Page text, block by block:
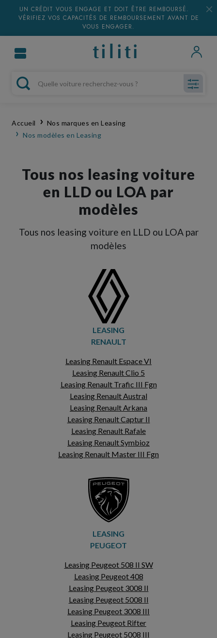
UN CRÉDIT VOUS ENGAGE ET DOIT ÊTRE REMBOURSÉ.
VÉRIFIEZ VOS CAPACITÉS DE REMBOURSEMENT AVANT DE
VOUS ENGAGER.
Accueil
Nos marques en Leasing
Nos modèles en Leasing
Tous nos leasing voiture
en LLD ou LOA par
modèles
Tous nos leasing voiture en LLD ou LOA par
modèles
LEASING
RENAULT
Leasing Renault Espace VI
Leasing Renault Clio 5
Leasing Renault Trafic III Fgn
Leasing Renault Austral
Leasing Renault Arkana
Leasing Renault Captur II
Leasing Renault Rafale
Leasing Renault Symbioz
Leasing Renault Master III Fgn
LEASING
PEUGEOT
Leasing Peugeot 508 II SW
Leasing Peugeot 408
Leasing Peugeot 3008 II
Leasing Peugeot 5008 II
Leasing Peugeot 3008 III
Leasing Peugeot Rifter
Leasing Peugeot 5008 III